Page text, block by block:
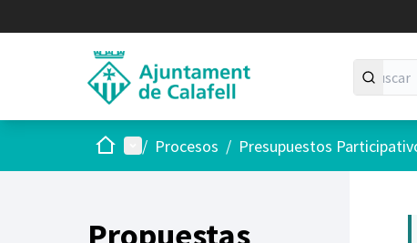
InicioMenú principal
/ Procesos / Presupuestos